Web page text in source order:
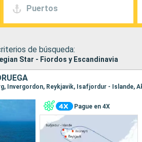
Puertos
de búsqueda:
Star - Fiordos y Escandinavia
Pague en 4X